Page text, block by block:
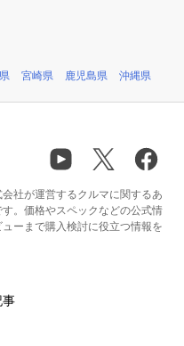
宮崎県 鹿児島県 沖縄県
社が運営するクルマに関するあ
。価格やスペックなどの公式情
ーまで購入検討に役立つ情報を
事